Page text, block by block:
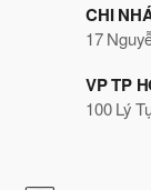
CHI
17
VP TP
100 Lý